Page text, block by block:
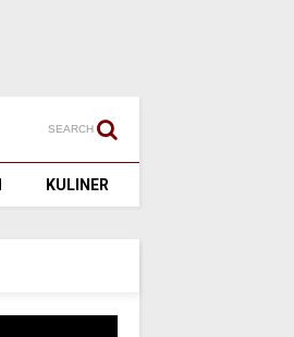
SEARCH
KULINER